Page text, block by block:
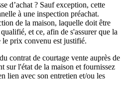
d’achat ? Sauf exception, cette
à une inspection préachat.
de la maison, laquelle doit être
et ce, afin de s'assurer que la
le prix convenu est justifié.
contrat de courtage vente auprès de
sur l'état de la maison et fournissez
lien avec son entretien et/ou les